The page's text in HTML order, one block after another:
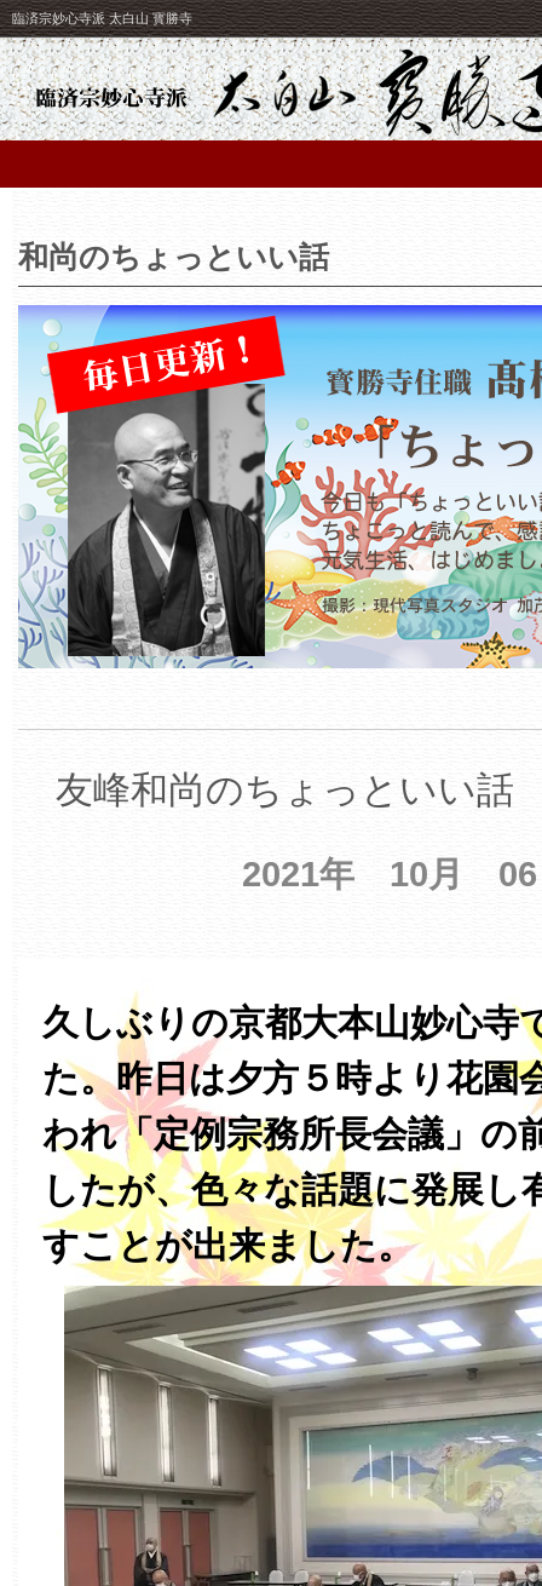
臨済宗妙心寺派 太白山 寳勝寺
和尚のちょっといい話
友峰和尚のちょっといい話
2021年 10月
久しぶりの京都大本山妙心寺
た。昨日は夕方５時より花園
われ「定例宗務所長会議」の
したが、色々な話題に発展し
すことが出来ました。